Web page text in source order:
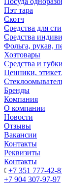
Пэт тара
Скотч
Средства для
Средства
Фольга, рукав,
Хозтовары
Средства и
Ценники,
Бренды
Компания
О компании
Новости
Отзывы
Вакансии
Контакты
Реквизиты
Контакты
+7 351 777-42-
+7 904 307-97-97